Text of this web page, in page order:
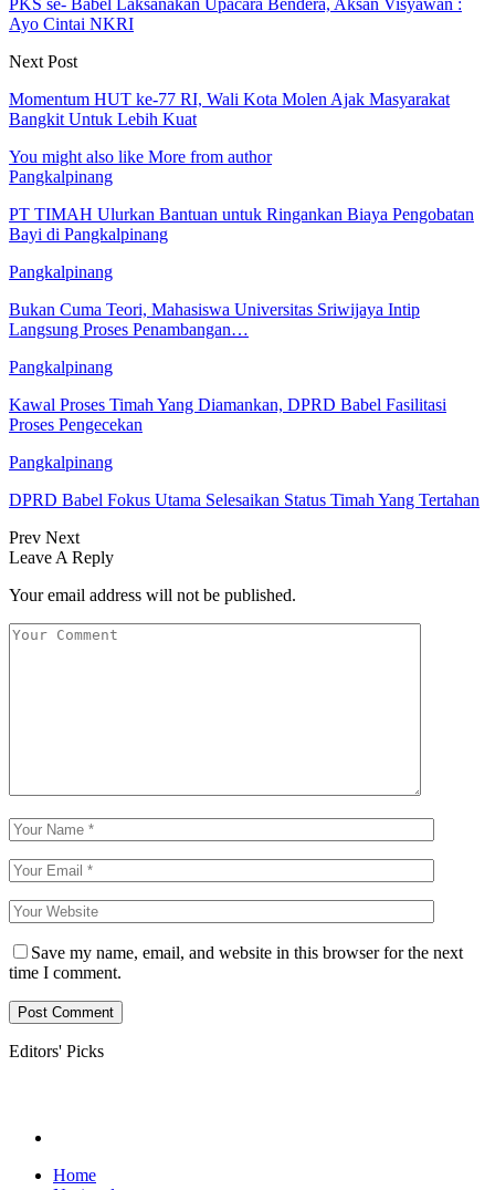
Ayo Cintai NKRI
Next Post
Momentum HUT ke-77 RI, Wali Kota Molen Ajak Masyarakat
Bangkit Untuk Lebih Kuat
You might also like More from author
Pangkalpinang
PT TIMAH Ulurkan Bantuan untuk Ringankan Biaya Pengobatan
Bayi di Pangkalpinang
Pangkalpinang
Bukan Cuma Teori, Mahasiswa Universitas Sriwijaya Intip
Langsung Proses Penambangan…
Pangkalpinang
Kawal Proses Timah Yang Diamankan, DPRD Babel Fasilitasi
Proses Pengecekan
Pangkalpinang
DPRD Babel Fokus Utama Selesaikan Status Timah Yang Tertahan
Prev Next
Leave A Reply
Your email address will not be published.
Save my name, email, and website in this browser for the next
time I comment.
Editors' Picks
Home